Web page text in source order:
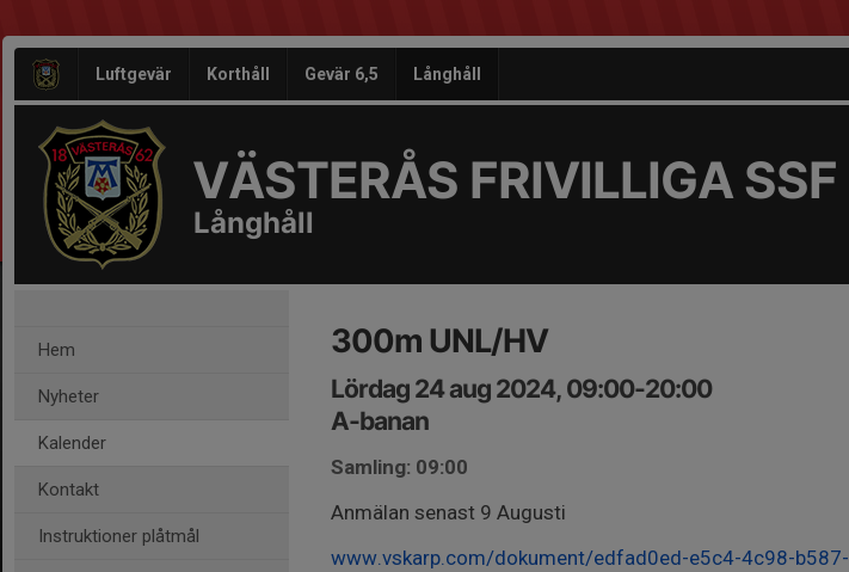
Luftgevär Korthåll Gevär 6,5 Långhåll
VÄSTERÅS FRIVILLIGA SSF
Långhåll
Hem
Nyheter
Kalender
Kontakt
Instruktioner plåtmål
300m UNL/HV
Lördag 24 aug 2024, 09:00-20:00
A-banan
Samling: 09:00
Anmälan senast 9 Augusti
www.vskarp.com/dokument/edfad0ed-e5c4-4c98-b587-